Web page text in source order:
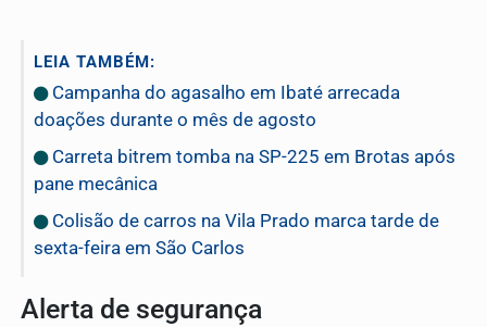
LEIA TAMBÉM:
Campanha do agasalho em Ibaté arrecada
doações durante o mês de agosto
Carreta bitrem tomba na SP-225 em Brotas após
pane mecânica
Colisão de carros na Vila Prado marca tarde de
sexta-feira em São Carlos
Alerta de segurança